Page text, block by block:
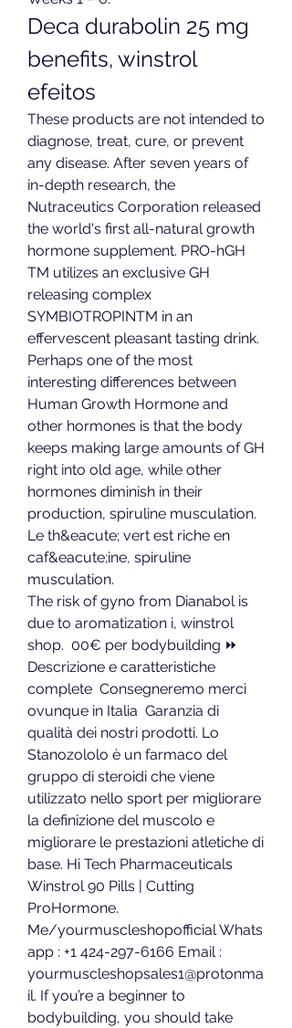
Deca durabolin 25 mg
benefits, winstrol
efeitos
These products are not intended to
diagnose, treat, cure, or prevent
any disease. After seven years of
in-depth research, the
Nutraceutics Corporation released
the world's first all-natural growth
hormone supplement. PRO-hGH
TM utilizes an exclusive GH
releasing complex
SYMBIOTROPINTM in an
effervescent pleasant tasting drink.
Perhaps one of the most
interesting differences between
Human Growth Hormone and
other hormones is that the body
keeps making large amounts of GH
right into old age, while other
hormones diminish in their
production, spiruline musculation.
Le th&eacute; vert est riche en
caf&eacute;ine, spiruline
musculation.
The risk of gyno from Dianabol is
due to aromatization i, winstrol
shop.  00€ per bodybuilding ⏩
Descrizione e caratteristiche
complete ️ Consegneremo merci
ovunque in Italia  Garanzia di
qualità dei nostri prodotti. Lo
Stanozololo è un farmaco del
gruppo di steroidi che viene
utilizzato nello sport per migliorare
la definizione del muscolo e
migliorare le prestazioni atletiche di
base. Hi Tech Pharmaceuticals
Winstrol 90 Pills | Cutting
ProHormone.
Me/yourmuscleshopofficial Whats
app : +1 424-297-6166 Email :
yourmuscleshopsales1@protonma
il. If you’re a beginner to
bodybuilding, you should take